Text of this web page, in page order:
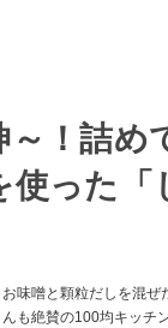
～！詰め
使った「
味噌と顆粒だしを混
んも絶賛の100均キッ